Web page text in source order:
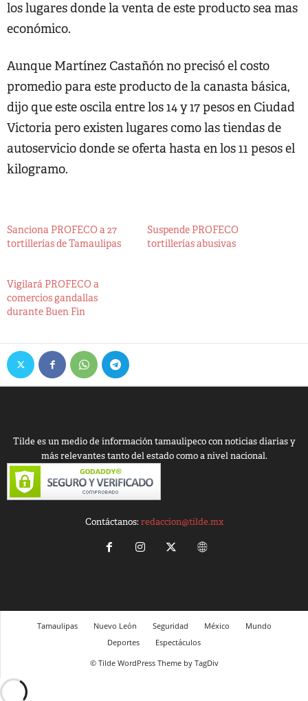
los lugares donde la venta de este producto sea mas
económico.
Aunque Martínez Castañón no precisó el costo
promedio para este producto de la canasta básica,
dijo que este oscila entre los 14 y 17 pesos en Ciudad
Victoria pero existen lugares como las tiendas de
autoservicio donde se oferta hasta en los 11 pesos el
kilogramo.
Sanciona PROFECO a 27
tortillerías de Tamaulipas
Suspende PROFECO
tortillerías abusivas
Vigilará PROFECO a
comercios gandallas
durante Buen Fin
Tilde es un medio de información tamaulipeco con noticias diarias y
más relevantes tanto del estado como a nivel nacional.
Contáctanos:redaccion@tilde.mx
Tamaulipas Nuevo León Seguridad México
Mundo
Deportes
Espectáculos
© Tilde WordPress Theme by TagDiv